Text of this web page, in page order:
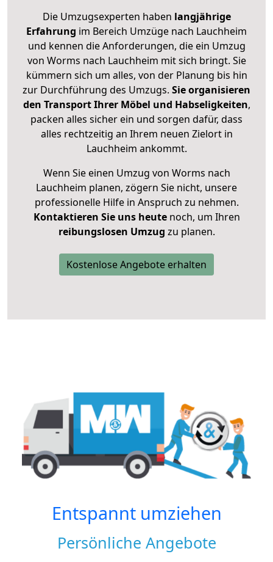
Die Umzugsexperten haben langjährige
Erfahrung im Bereich Umzüge nach Lauchheim
und kennen die Anforderungen, die ein Umzug
von Worms nach Lauchheim mit sich bringt. Sie
kümmern sich um alles, von der Planung bis hin
zur Durchführung des Umzugs. Sie organisieren
den Transport Ihrer Möbel und Habseligkeiten,
packen alles sicher ein und sorgen dafür, dass
alles rechtzeitig an Ihrem neuen Zielort in
Lauchheim ankommt.
Wenn Sie einen Umzug von Worms nach
Lauchheim planen, zögern Sie nicht, unsere
professionelle Hilfe in Anspruch zu nehmen.
Kontaktieren Sie uns heutenoch, um Ihren
reibungslosen Umzug zu planen.
Kostenlose Angebote erhalten
Entspannt umziehen
Persönliche Angebote